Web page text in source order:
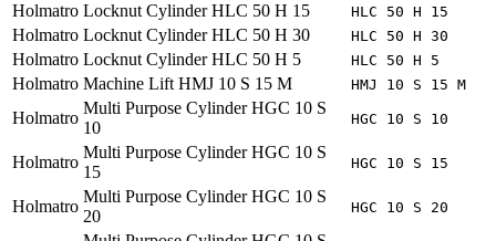
Holmatro Locknut Cylinder HLC 50 H 15 HLC 50 H 15
Holmatro Locknut Cylinder HLC 50 H 30 HLC 50 H 30
Holmatro Locknut Cylinder HLC 50 H 5 HLC 50 H 5
Holmatro Machine Lift HMJ 10 S 15 M HMJ 10 S 15 M
Holmatro
Multi Purpose Cylinder HGC 10 S
10
HGC 10 S 10
Holmatro
Multi Purpose Cylinder HGC 10 S
15
HGC 10 S 15
Holmatro
Multi Purpose Cylinder HGC 10 S
20
HGC 10 S 20